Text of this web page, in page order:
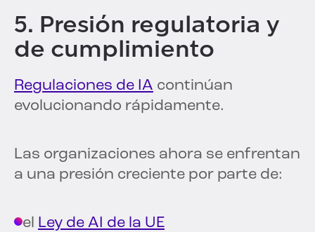
5. Presión regulatoria y
de cumplimiento
Regulaciones de IA continúan
evolucionando rápidamente.
Las organizaciones ahora se enfrentan
a una presión creciente por parte de:
el Ley de AI de la UE